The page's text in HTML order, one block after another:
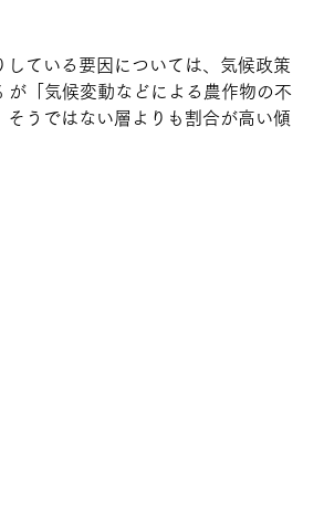
している要因については、気候政策
が「気候変動などによる農作物の不
そうではない層よりも割合が高い傾